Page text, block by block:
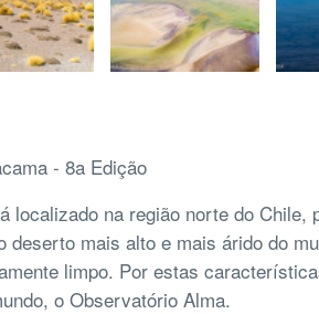
- 8a Edição
localizado na região norte do Chile,
deserto mais alto e mais árido do
limpo. Por estas
o Observatório Alma.